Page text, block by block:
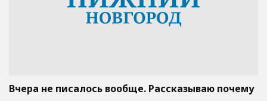
Вчера не писалось вообще. Рассказываю почему